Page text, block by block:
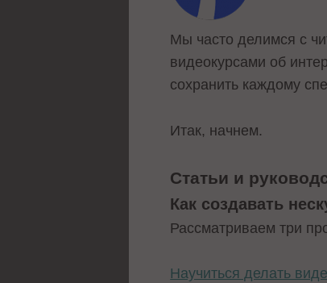
Мы часто делимся с
видеокурсами об
сохранить каждому
Итак, начнем.
Статьи и
Как создавать
Рассматриваем три
Научиться делать